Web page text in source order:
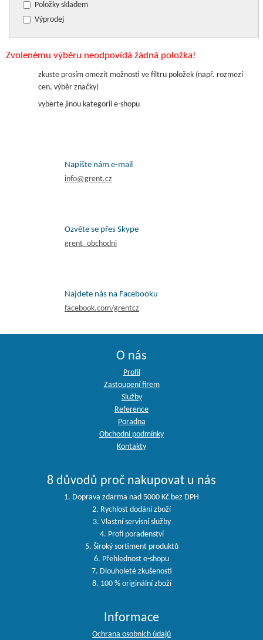
Položky skladem
Výprodej
Zvolenému výběru neodpovídá žádná položka!
zkuste prosím omezit možnosti ve filtru položek (např. rozmezí
cen, výběr značky)
vyberte jinou kategorii e-shopu
Napište nám e-mail
info@grent.cz
Ozvěte se přes Skype
grent_obchodni
Najdete nás na Facebooku
facebook.com/grentcz
O nás
Profil
Zastoupení firem
Služby
Reference
Poradna
Obchodní podmínky
Kontakty
8 důvodů proč nakupovat u nás
1. Doprava zdarma nad 5000 Kč bez DPH
2. Rychlost dodání zboží
3. Vlastní servisní služby
4. Profi poradenství
5. Široký sortiment produktů
6. Přehlednost e-shopu
7. Dlouholeté zkušenosti
8. 100 % originální zboží
Informace
Ochrana osobních údajů